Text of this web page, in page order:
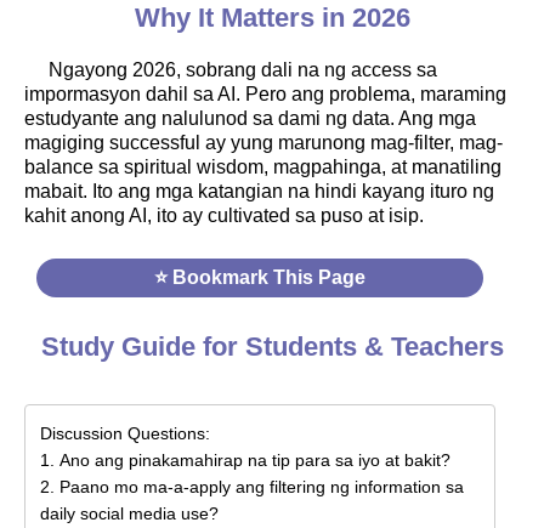
Why It Matters in 2026
Ngayong 2026, sobrang dali na ng access sa
impormasyon dahil sa AI. Pero ang problema, maraming
estudyante ang nalulunod sa dami ng data. Ang mga
magiging successful ay yung marunong mag-filter, mag-
balance sa spiritual wisdom, magpahinga, at manatiling
mabait. Ito ang mga katangian na hindi kayang ituro ng
kahit anong AI, ito ay cultivated sa puso at isip.
⭐ Bookmark This Page
Study Guide for Students & Teachers